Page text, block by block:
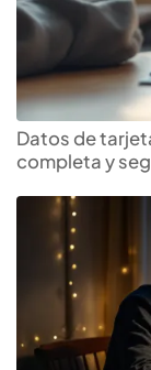
Datos de
completa y